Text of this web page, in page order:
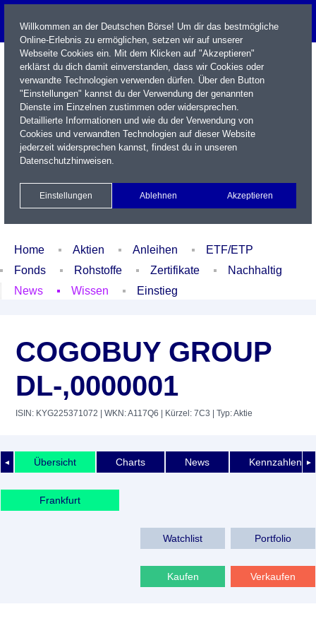
Name / WKN / ISIN / Kürzel
Xetra Realtime
Watchlist Portfolio Login
Home Aktien Anleihen
ETF/ETP
Fonds
Rohstoffe Zertifikate
Nachhaltig
News
Wissen Einstieg
COGOBUY GROUP
DL-,0000001
ISIN: KYG225371072 | WKN: A117Q6 | Kürzel: 7C3 | Typ: Aktie
◄ ►
Übersicht Charts News Kennzahlen
Frankfurt
Watchlist Portfolio
Kaufen Verkaufen
Willkommen an der Deutschen Börse! Um dir das bestmögliche
Online-Erlebnis zu ermöglichen, setzen wir auf unserer
Webseite Cookies ein. Mit dem Klicken auf "Akzeptieren"
erklärst du dich damit einverstanden, dass wir Cookies oder
verwandte Technologien verwenden dürfen. Über den Button
"Einstellungen" kannst du der Verwendung der genannten
Dienste im Einzelnen zustimmen oder widersprechen.
Detaillierte Informationen und wie du der Verwendung von
Cookies und verwandten Technologien auf dieser Website
jederzeit widersprechen kannst, findest du in unseren
Datenschutzhinweisen.
Einstellungen Ablehnen Akzeptieren